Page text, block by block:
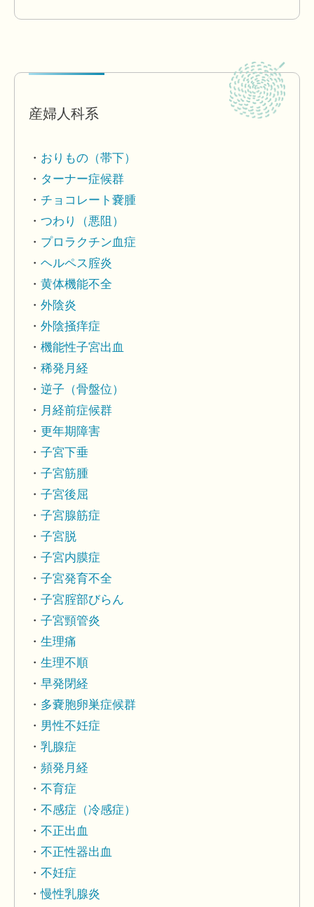
産婦人科系
おりもの（帯下）
ターナー症候群
チョコレート嚢腫
つわり（悪阻）
プロラクチン血症
ヘルペス腟炎
黄体機能不全
外陰炎
外陰掻痒症
機能性子宮出血
稀発月経
逆子（骨盤位）
月経前症候群
更年期障害
子宮下垂
子宮筋腫
子宮後屈
子宮腺筋症
子宮脱
子宮内膜症
子宮発育不全
子宮腟部びらん
子宮頸管炎
生理痛
生理不順
早発閉経
多嚢胞卵巣症候群
男性不妊症
乳腺症
頻発月経
不育症
不感症（冷感症）
不正出血
不正性器出血
不妊症
慢性乳腺炎